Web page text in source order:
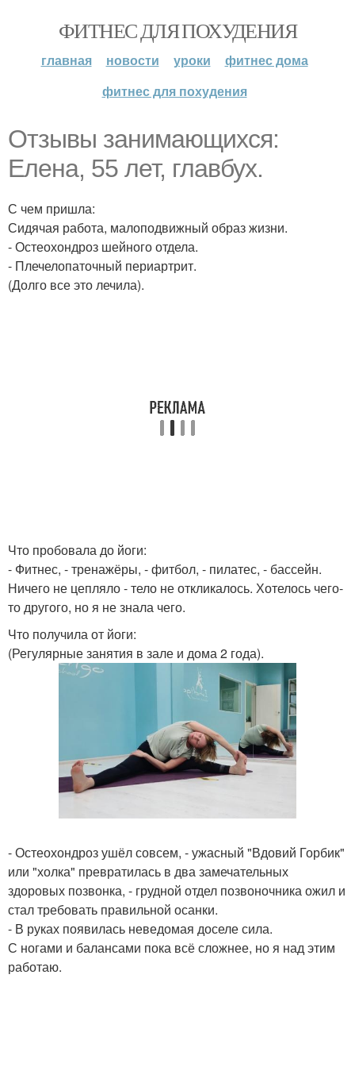
ФИТНЕС ДЛЯ ПОХУДЕНИЯ
главная новости уроки
фитнес дома
фитнес для похудения
Отзывы занимающихся:
Елена, 55 лет, главбух.
С чем пришла:
Сидячая работа, малоподвижный образ жизни.
- Остеохондроз шейного отдела.
- Плечелопаточный периартрит.
(Долго все это лечила).
Что пробовала до йоги:
- Фитнес, - тренажёры, - фитбол, - пилатес, - бассейн.
Ничего не цепляло - тело не откликалось. Хотелось чего-
то другого, но я не знала чего.
Что получила от йоги:
(Регулярные занятия в зале и дома 2 года).
- Остеохондроз ушёл совсем, - ужасный "Вдовий Горбик"
или "холка" превратилась в два замечательных
здоровых позвонка, - грудной отдел позвоночника ожил и
стал требовать правильной осанки.
- В руках появилась неведомая доселе сила.
С ногами и балансами пока всё сложнее, но я над этим
работаю.